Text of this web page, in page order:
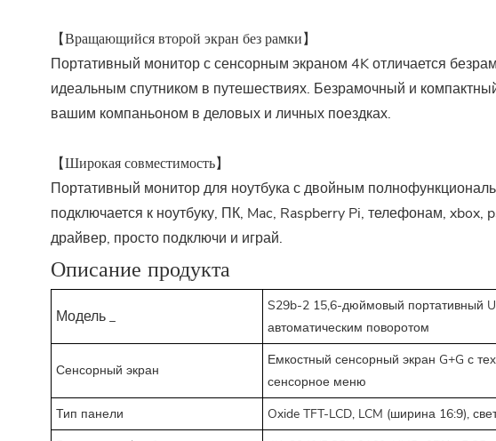
【Вращающийся второй экран без рамки】
Портативный монитор с сенсорным экраном 4K отличается
идеальным спутником в путешествиях. Безрамочный и
вашим компаньоном в деловых и личных поездках.
【Широкая совместимость】
Портативный монитор для ноутбука с двойным
подключается к ноутбуку, ПК, Mac, Raspberry Pi, телефонам,
драйвер, просто подключи и играй.
Описание продукта
Модель
S29b-2 15,6-дюймовый портативный
автоматическим поворотом
Сенсорный экран
Емкостный сенсорный экран G+G с
сенсорное меню
Тип панели
Oxide TFT-LCD, LCM (ширина 16:9),